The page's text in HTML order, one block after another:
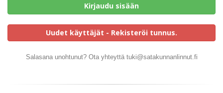
Kirjaudu sisään
Uudet käyttäjät - Rekisteröi tunnus.
Salasana unohtunut? Ota yhteyttä tuki@satakunnanlinnut.fi